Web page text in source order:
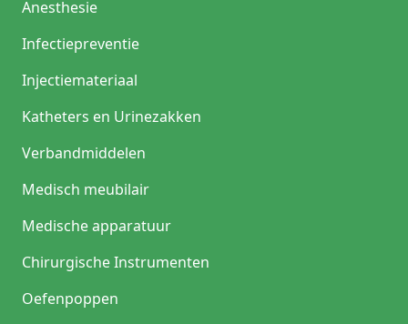
Anesthesie
Infectiepreventie
Injectiemateriaal
Katheters en Urinezakken
Verbandmiddelen
Medisch meubilair
Medische apparatuur
Chirurgische Instrumenten
Oefenpoppen